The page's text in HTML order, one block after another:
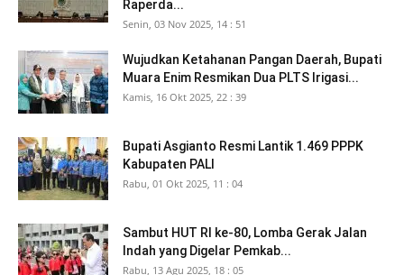
Raperda...
Senin, 03 Nov 2025, 14 : 51
Wujudkan Ketahanan Pangan Daerah, Bupati
Muara Enim Resmikan Dua PLTS Irigasi...
Kamis, 16 Okt 2025, 22 : 39
Bupati Asgianto Resmi Lantik 1.469 PPPK
Kabupaten PALI
Rabu, 01 Okt 2025, 11 : 04
Sambut HUT RI ke-80, Lomba Gerak Jalan
Indah yang Digelar Pemkab...
Rabu, 13 Agu 2025, 18 : 05